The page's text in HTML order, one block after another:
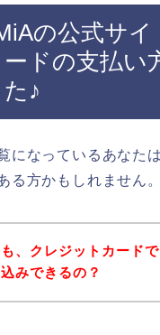
の公式サ
ドの支払い
♪
になっているあなた
る方かもしれません
、クレジットカード
みできるの？